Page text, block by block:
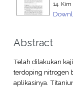
14. Kim
Abstract
Telah dilakukan
terdoping nitrogen
aplikasinya.